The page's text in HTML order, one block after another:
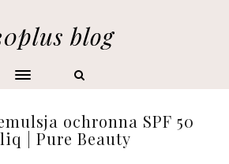
blog
ochronna SPF 50
| Pure Beauty